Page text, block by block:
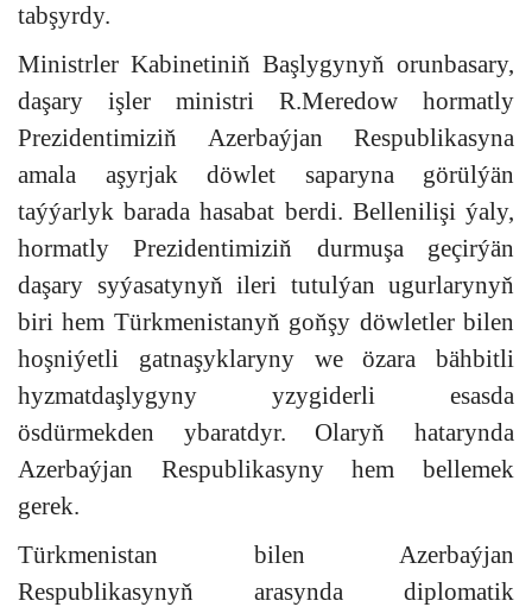
tabşyrdy.
Ministrler Kabinetiniň Başlygynyň orunbasary,
daşary işler ministri R.Meredow hormatly
Prezidentimiziň Azerbaýjan Respublikasyna
amala aşyrjak döwlet saparyna görülýän
taýýarlyk barada hasabat berdi. Bellenilişi ýaly,
hormatly Prezidentimiziň durmuşa geçirýän
daşary syýasatynyň ileri tutulýan ugurlarynyň
biri hem Türkmenistanyň goňşy döwletler bilen
hoşniýetli gatnaşyklaryny we özara bähbitli
hyzmatdaşlygyny yzygiderli esasda
ösdürmekden ybaratdyr. Olaryň hatarynda
Azerbaýjan Respublikasyny hem bellemek
gerek.
Türkmenistan bilen Azerbaýjan
Respublikasynyň arasynda diplomatik